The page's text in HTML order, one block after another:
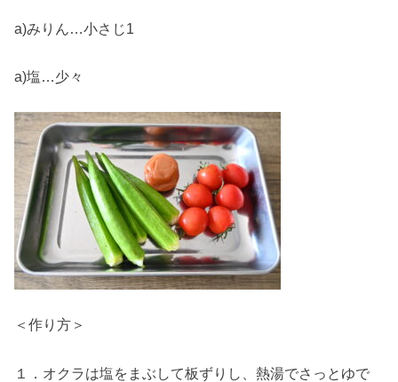
a)みりん…小さじ1
a)塩…少々
＜作り方＞
１．オクラは塩をまぶして板ずりし、熱湯でさっとゆで